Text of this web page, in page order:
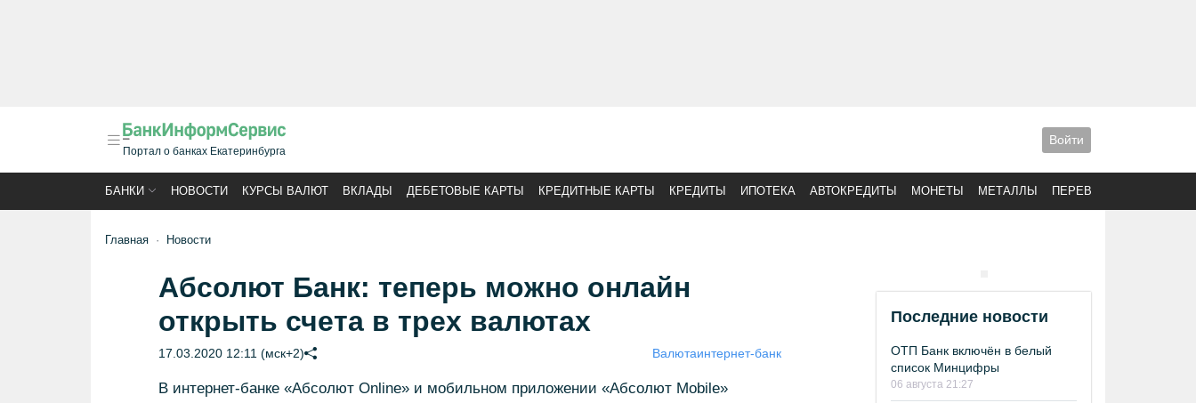
Портал о банках Екатеринбурга
Войти
БАНКИ НОВОСТИ КУРСЫ ВАЛЮТ ВКЛАДЫ ДЕБЕТОВЫЕ КАРТЫ КРЕДИТНЫЕ КАРТЫ КРЕДИТЫ ИПОТЕКА АВТОКРЕДИТЫ МОНЕТЫ МЕТАЛЛЫ ПЕРЕВОДЫ
Главная Новости
Абсолют Банк: теперь можно онлайн
открыть счета в трех валютах
17.03.2020 12:11 (мск+2) Валютаинтернет-банк
В интернет-банке «Абсолют Online» и мобильном приложении «Абсолют Mobile»
Последние новости
ОТП Банк включён в белый
список Минцифры
06 августа 21:27